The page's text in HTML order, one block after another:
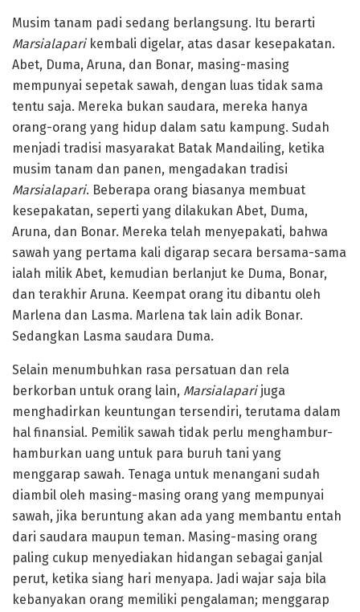
Musim tanam padi sedang berlangsung. Itu berarti
Marsialaparikembali digelar, atas dasar kesepakatan.
Abet, Duma, Aruna, dan Bonar, masing-masing
mempunyai sepetak sawah, dengan luas tidak sama
tentu saja. Mereka bukan saudara, mereka hanya
orang-orang yang hidup dalam satu kampung. Sudah
menjadi tradisi masyarakat Batak Mandailing, ketika
musim tanam dan panen, mengadakan tradisi
Marsialapari. Beberapa orang biasanya membuat
kesepakatan, seperti yang dilakukan Abet, Duma,
Aruna, dan Bonar. Mereka telah menyepakati, bahwa
sawah yang pertama kali digarap secara bersama-sama
ialah milik Abet, kemudian berlanjut ke Duma, Bonar,
dan terakhir Aruna. Keempat orang itu dibantu oleh
Marlena dan Lasma. Marlena tak lain adik Bonar.
Sedangkan Lasma saudara Duma.
Selain menumbuhkan rasa persatuan dan rela
berkorban untuk orang lain, Marsialaparijuga
menghadirkan keuntungan tersendiri, terutama dalam
hal finansial. Pemilik sawah tidak perlu menghambur-
hamburkan uang untuk para buruh tani yang
menggarap sawah. Tenaga untuk menangani sudah
diambil oleh masing-masing orang yang mempunyai
sawah, jika beruntung akan ada yang membantu entah
dari saudara maupun teman. Masing-masing orang
paling cukup menyediakan hidangan sebagai ganjal
perut, ketika siang hari menyapa. Jadi wajar saja bila
kebanyakan orang memiliki pengalaman; menggarap